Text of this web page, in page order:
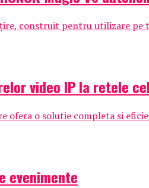
construit pentru utilizare pe
video IP la retele
ofera o solutie completa si
evenimente